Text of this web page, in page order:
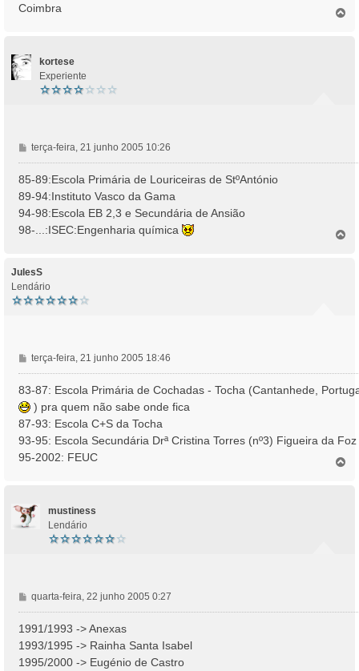
Coimbra
kortese
Experiente
M
e
n
a
g
e
terça-feira, 21 junho 2005 10:26
85-89:Escola Primária de Louriceiras de StºAntónio
89-94:Instituto Vasco da Gama
94-98:Escola EB 2,3 e Secundária de Ansião
98-...:ISEC:Engenharia química
JulesS
Lendário
M
e
n
s
a
g
e
m
terça-feira, 21 junho 2005 18:46
83-87: Escola Primária de Cochadas - Tocha (Cantanhede,
) pra quem não sabe onde fica
87-93: Escola C+S da Tocha
93-95: Escola Secundária Drª Cristina Torres (nº3) Figueira da Foz
95-2002: FEUC
mustiness
Lendário
M
e
n
s
g
quarta-feira, 22 junho 2005 0:27
1991/1993 -> Anexas
1993/1995 -> Rainha Santa Isabel
1995/2000 -> Eugénio de Castro